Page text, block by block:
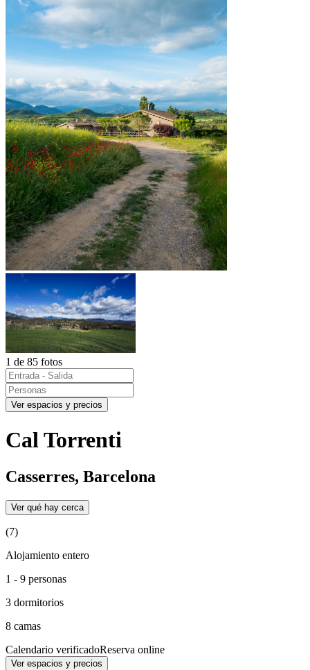
1 de 85 fotos
Ver espacios y precios
Cal Torrenti
Casserres, Barcelona
Ver qué hay cerca
(7)
Alojamiento entero
1 - 9 personas
3 dormitorios
8 camas
Calendario verificadoReserva online
Ver espacios y precios